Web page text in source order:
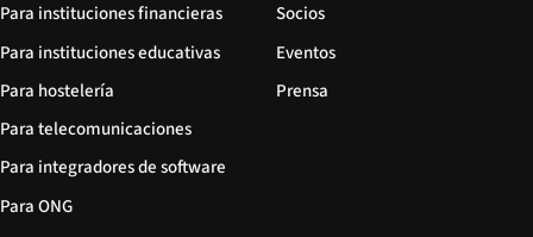
Para instituciones financieras
Para instituciones educativas
Para hostelería
Para telecomunicaciones
Para integradores de software
Para ONG
Socios
Eventos
Prensa